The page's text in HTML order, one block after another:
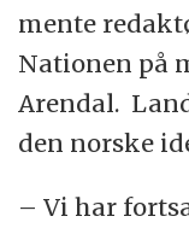
mente
Nationen på
Arendal.
den norske
– Vi har